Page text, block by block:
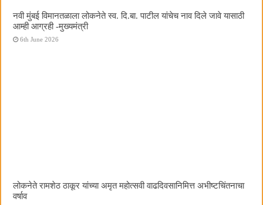
नवी मुंबई विमानतळाला लोकनेते स्व. दि.बा. पाटील यांचेच नाव दिले जावे यासाठी
आम्ही आग्रही -मुख्यमंत्री
6th June 2026
लोकनेते रामशेठ ठाकूर यांच्या अमृत महोत्सवी वाढदिवसानिमित्त अभीष्टचिंतनाचा
वर्षाव